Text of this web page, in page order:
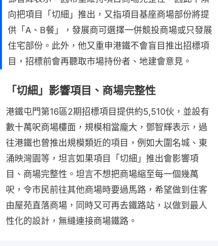
向把項目「切細」推出，又指項目基座商場部份將提
供「A、B餐」，發展商可選擇一併競投商場或只發展
住宅部份。此外，他又重申港鐵不會盲目推出招標項
目，招標前會再聽取市場持份者、地建會意見。
「切細」影響項目、商場完整性
港鐵屯門第16區2期招標項目提供約5,510伙，並設有
數十萬呎商場樓面，規模相當龐大，鄧智輝表示，過
往港鐵也曾推出規模類近的項目，例如大圍名城、東
涌映灣園等，坦言如果項目「切細」推出會影響項
目、商場完整性。坦言不想把商場縮至每一個幾萬
呎，令市民前往其他商場時要過馬路，希望做到住客
由屋苑直落商場，同時又可再去鐵路站，以做到最人
性化的設計，無縫連接商場鐵路。